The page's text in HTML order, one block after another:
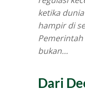
ketika
hampir di
bukan…
Dari